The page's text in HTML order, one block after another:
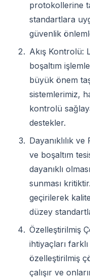
protokollerine
standartlara
güvenlik
Akış Kontrolü:
boşaltım
büyük önem
sistemlerimiz,
kontrolü
destekler.
Dayanıklılık
ve boşaltım
dayanıklı
sunması
geçirilerek kalite
düzey
Özelleştirilmiş
ihtiyaçları
özelleştirilmiş
çalışır ve